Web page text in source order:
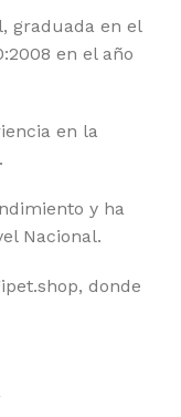
graduada en el
en el año
en la
y ha
Nacional.
donde